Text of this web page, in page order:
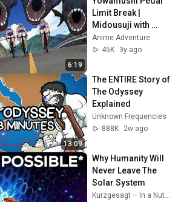
6:19
Limit Break |
Midousuji with
Piranhas Strategy
Anime Adventure
45K
3y ago
13:09
The ENTIRE Story of
The Odyssey
Explained
Unknown Frequencies
888K
2w ago
Why Humanity Will
Never Leave The
Solar System
Kurzgesagt – In a Nutshell